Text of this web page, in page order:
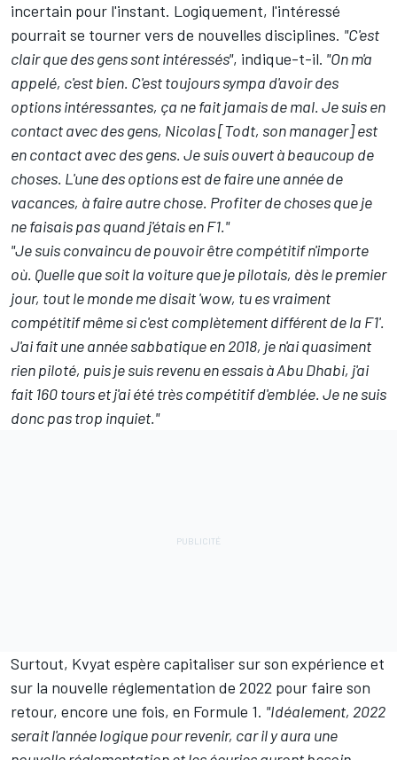
incertain pour l'instant. Logiquement, l'intéressé
pourrait se tourner vers de nouvelles disciplines. "C'est
clair que des gens sont intéressés", indique-t-il. "On m'a
appelé, c'est bien. C'est toujours sympa d'avoir des
options intéressantes, ça ne fait jamais de mal. Je suis en
contact avec des gens, Nicolas [Todt, son manager] est
en contact avec des gens. Je suis ouvert à beaucoup de
choses. L'une des options est de faire une année de
vacances, à faire autre chose. Profiter de choses que je
ne faisais pas quand j'étais en F1."
"Je suis convaincu de pouvoir être compétitif n'importe
où. Quelle que soit la voiture que je pilotais, dès le premier
jour, tout le monde me disait 'wow, tu es vraiment
compétitif même si c'est complètement différent de la F1'.
J'ai fait une année sabbatique en 2018, je n'ai quasiment
rien piloté, puis je suis revenu en essais à Abu Dhabi, j'ai
fait 160 tours et j'ai été très compétitif d'emblée. Je ne suis
donc pas trop inquiet."
Surtout, Kvyat espère capitaliser sur son expérience et
sur la nouvelle réglementation de 2022 pour faire son
retour, encore une fois, en Formule 1. "Idéalement, 2022
serait l'année logique pour revenir, car il y aura une